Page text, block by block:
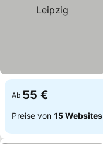
Ab 55 €
Preise von 15 Websites